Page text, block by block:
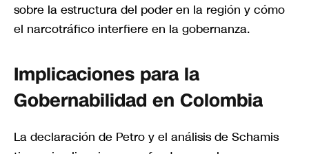
sobre la estructura del poder en la región y cómo
el narcotráfico interfiere en la gobernanza.
Implicaciones para la
Gobernabilidad en Colombia
La declaración de Petro y el análisis de Schamis